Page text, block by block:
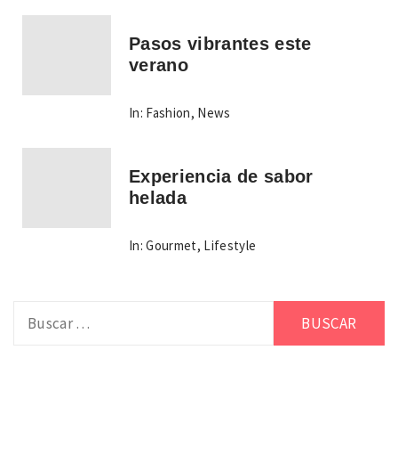
Pasos vibrantes este
verano
In: Fashion, News
Experiencia de sabor
helada
In: Gourmet, Lifestyle